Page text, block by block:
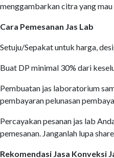
menggambarkan citra yang
Cara Pemesanan Jas Lab
Setuju/Sepakat untuk harga,
Buat DP minimal 30% dari
Pembuatan jas laboratorium
pembayaran pelunasan
Percayakan pesanan jas lab
pemesanan. Janganlah lupa
Rekomendasi Jasa Konveksi